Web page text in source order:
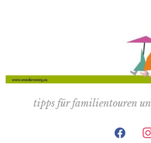
tipps für familientouren